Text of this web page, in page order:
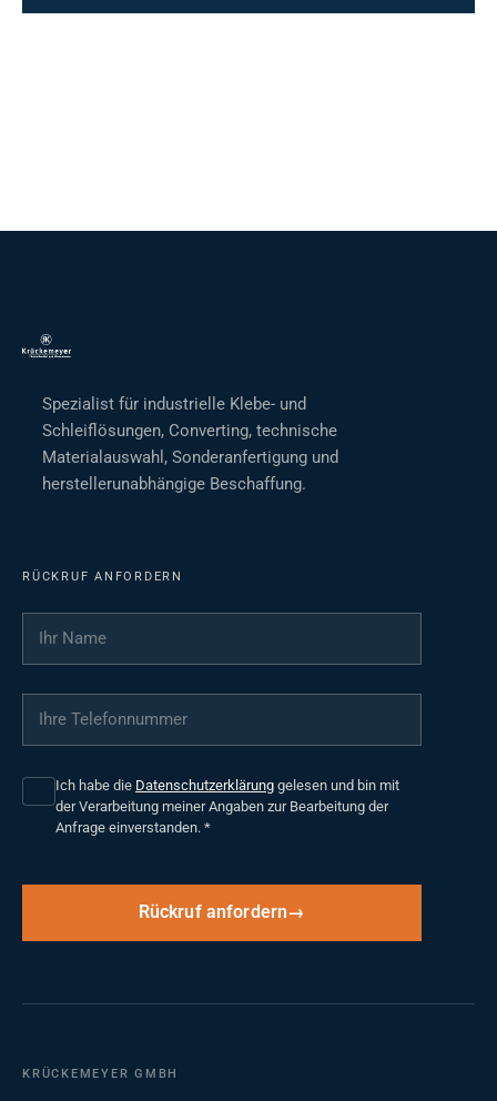
Spezialist für industrielle Klebe- und
Schleiflösungen, Converting, technische
Materialauswahl, Sonderanfertigung und
herstellerunabhängige Beschaffung.
RÜCKRUF ANFORDERN
Ihr Name
Ihre Telefonnummer
Ich habe die Datenschutzerklärung gelesen und bin mit
der Verarbeitung meiner Angaben zur Bearbeitung der
Anfrage einverstanden. *
Rückruf anfordern
KRÜCKEMEYER GMBH